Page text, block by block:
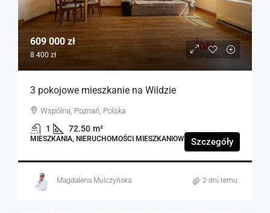
609 000 zł
8 400 zł
3 pokojowe mieszkanie na Wildzie
Wspólna, Poznań, Polska
1 72.50 m²
MIESZKANIA, NIERUCHOMOŚCI MIESZKANIOWE Szczegóły
Magdalena Mulczyńska 2 dni temu